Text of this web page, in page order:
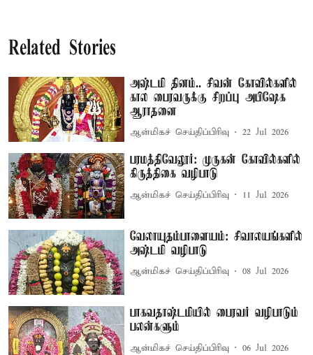
Related Stories
அஷ்டமி தினம்.. சிவன் கோவில்களில்
கால பைரவருக்கு சிறப்பு அபிஷேக
ஆராதனை
ஆன்மிகச் செய்திப்பிரிவு 22 Jul 2026
பரமத்திவேலூர்: முருகன் கோவில்களில்
கிருத்திகை வழிபாடு
ஆன்மிகச் செய்திப்பிரிவு 11 Jul 2026
வேலாயுதம்பாளையம்: சிவாலயங்களில்
அஷ்டமி வழிபாடு
ஆன்மிகச் செய்திப்பிரிவு 08 Jul 2026
பாகவதாஷ்டமியில் பைரவர் வழிபாடும்
பலன்களும்
ஆன்மிகச் செய்திப்பிரிவு 06 Jul 2026